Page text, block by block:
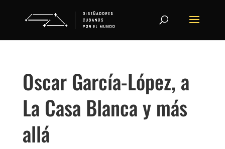
Oscar García-López, a
La Casa Blanca y más
allá